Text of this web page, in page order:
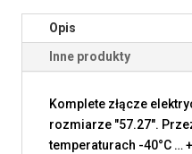
Opis
Inne produkty
Komplete złącze
rozmiarze "57.27".
temperaturach -40°C …